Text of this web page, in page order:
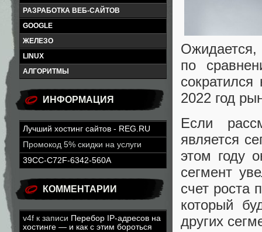
РАЗРАБОТКА ВЕБ-САЙТОВ
GOOGLE
ЖЕЛЕЗО
LINUX
АЛГОРИТМЫ
ИНФОРМАЦИЯ
Лучший хостинг сайтов - REG.RU
Промокод 5% скидки на услуги
39CC-C72F-6342-560A
КОММЕНТАРИИ
v4f к записи Перебор IP-адресов на
хостинге — и как с этим бороться
Ожидается,
по
2022 год
Если
является
этом году
сегмент
счет роста
который
других